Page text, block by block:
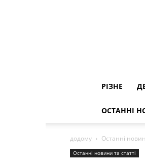
РІЗНЕ
ОСТАННІ
додому Останні
Останні новини та статті